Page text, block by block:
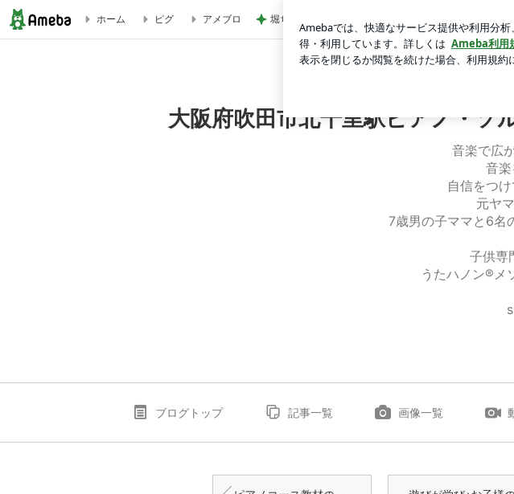
吹田市阪急山田駅徒歩1分未来館ゆいぴあにて親子リトミック♪吹田市のリトミック教
ホーム ピグ アメブロ 堀ちえみ 母の思い出の朝チャーハン
大阪府吹田市北千里駅ピアノ・ソ
音楽で広
音
自信をつ
元ヤ
7歳男の子ママと6名
子供専
うたハノン®️メ
ブログトップ 記事一覧 画像一覧